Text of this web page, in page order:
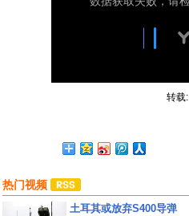
转载:
热门视频
土耳其或放弃S400导弹